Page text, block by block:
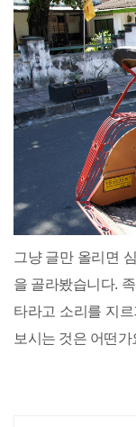
그냥 글만 올리면
을 골라봤습니다.
타라고 소리를 지
보시는 것은 어떤